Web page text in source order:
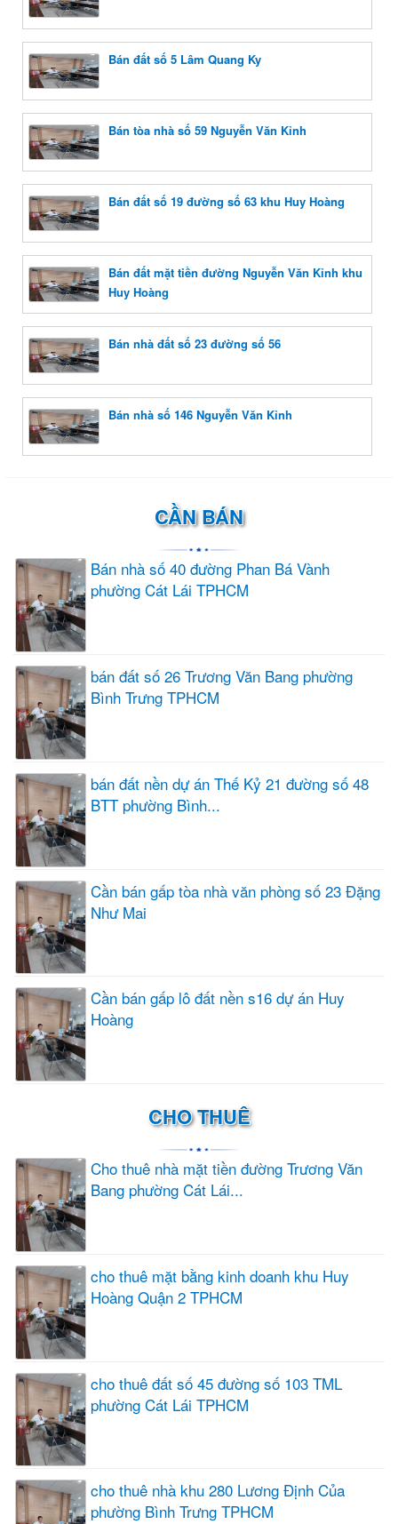
Bán đất số 5 Lâm Quang Ky
Bán tòa nhà số 59 Nguyễn Văn Kỉnh
Bán đất số 19 đường số 63 khu Huy Hoàng
Bán đất mặt tiền đường Nguyễn Văn Kỉnh khu
Huy Hoàng
Bán nhà đất số 23 đường số 56
Bán nhà số 146 Nguyễn Văn Kỉnh
CẦN BÁN
Bán nhà số 40 đường Phan Bá Vành
phường Cát Lái TPHCM
bán đất số 26 Trương Văn Bang phường
Bình Trưng TPHCM
bán đất nền dự án Thế Kỷ 21 đường số 48
BTT phường Bình...
Cần bán gấp tòa nhà văn phòng số 23 Đặng
Như Mai
Cần bán gấp lô đất nền s16 dự án Huy
Hoàng
CHO THUÊ
Cho thuê nhà mặt tiền đường Trương Văn
Bang phường Cát Lái...
cho thuê mặt bằng kinh doanh khu Huy
Hoàng Quận 2 TPHCM
cho thuê đất số 45 đường số 103 TML
phường Cát Lái TPHCM
cho thuê nhà khu 280 Lương Định Của
phường Bình Trưng TPHCM